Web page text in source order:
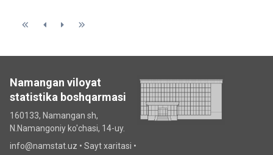
Namangan viloyat
statistika boshqarmasi
160133, Namangan sh,
N.Namangoniy ko'chasi, 14-uy.
info@namstat.uz • Sayt xaritasi •